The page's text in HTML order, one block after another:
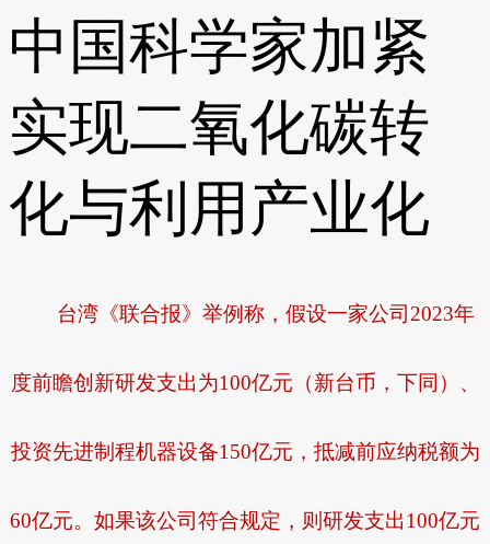
中国科学家加紧
实现二氧化碳转
化与利用产业化
台湾《联合报》举例称，假设一家公司2023年
度前瞻创新研发支出为100亿元（新台币，下同）、
投资先进制程机器设备150亿元，抵减前应纳税额为
60亿元。如果该公司符合规定，则研发支出100亿元